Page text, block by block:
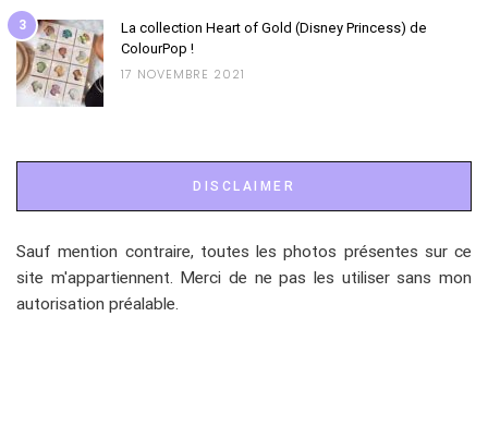
3
La collection Heart of Gold (Disney Princess) de
ColourPop !
17 NOVEMBRE 2021
DISCLAIMER
Sauf mention contraire, toutes les photos présentes sur ce
site m'appartiennent. Merci de ne pas les utiliser sans mon
autorisation préalable.